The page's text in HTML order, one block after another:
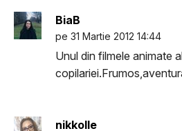
BiaB
pe 31 Martie 2012 14:44
Unul din filmele animate
nikkolle